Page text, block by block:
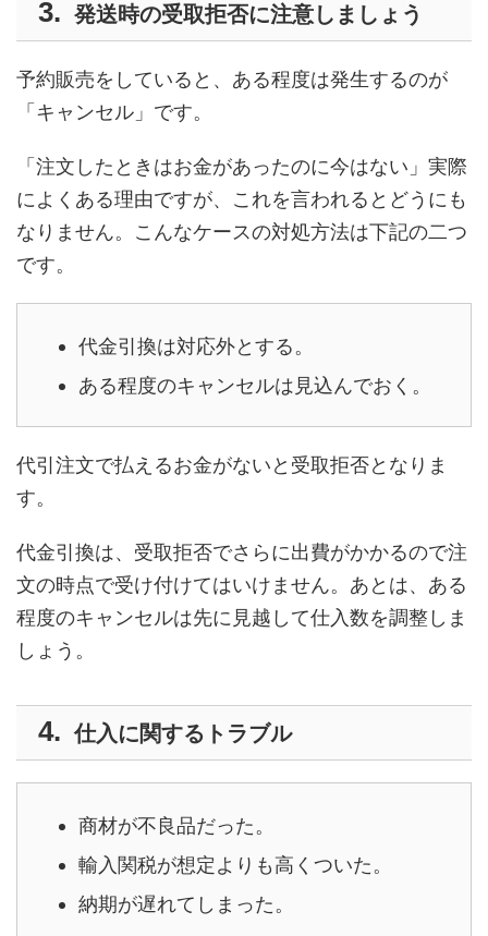
発送時の受取拒否に注意しましょう
予約販売をしていると、ある程度は発生するのが
「キャンセル」です。
「注文したときはお金があったのに今はない」実際
によくある理由ですが、これを言われるとどうにも
なりません。こんなケースの対処方法は下記の二つ
です。
代金引換は対応外とする。
ある程度のキャンセルは見込んでおく。
代引注文で払えるお金がないと受取拒否となりま
す。
代金引換は、受取拒否でさらに出費がかかるので注
文の時点で受け付けてはいけません。あとは、ある
程度のキャンセルは先に見越して仕入数を調整しま
しょう。
仕入に関するトラブル
商材が不良品だった。
輸入関税が想定よりも高くついた。
納期が遅れてしまった。